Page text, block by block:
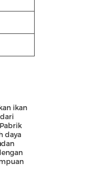
ikan
daya
dan